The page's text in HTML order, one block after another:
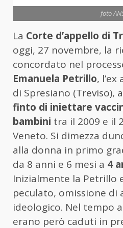
foto
La Corte d’appello di
oggi, 27 novembre, la
concordato nel
Emanuela Petrillo,
di Spresiano (Treviso),
finto di iniettare
bambini tra il 2009 e il
Veneto. Si dimezza
alla donna in primo
da 8 anni e 6 mesi a 4
Inizialmente la Petrillo
peculato, omissione di
ideologico. Nel tempo
erano però caduti in